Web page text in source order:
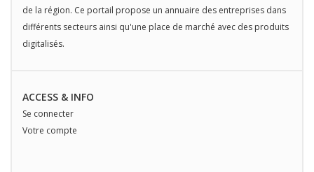
de la région. Ce portail propose un annuaire des entreprises dans
différents secteurs ainsi qu'une place de marché avec des produits
digitalisés.
ACCESS & INFO
Se connecter
Votre compte